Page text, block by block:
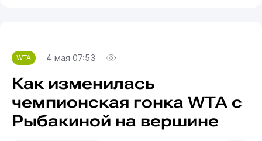
WTA 4 мая 07:53
Как изменилась
чемпионская гонка WTA с
Рыбакиной на вершине